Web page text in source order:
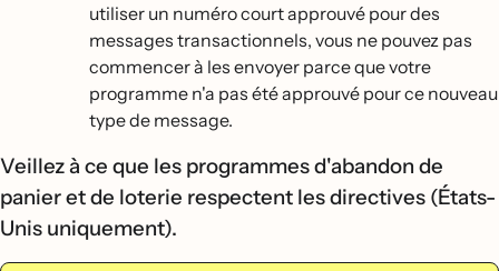
utiliser un numéro court approuvé pour des
messages transactionnels, vous ne pouvez pas
commencer à les envoyer parce que votre
programme n'a pas été approuvé pour ce nouveau
type de message.
Veillez à ce que les programmes d'abandon de
panier et de loterie respectent les directives (États-
Unis uniquement).